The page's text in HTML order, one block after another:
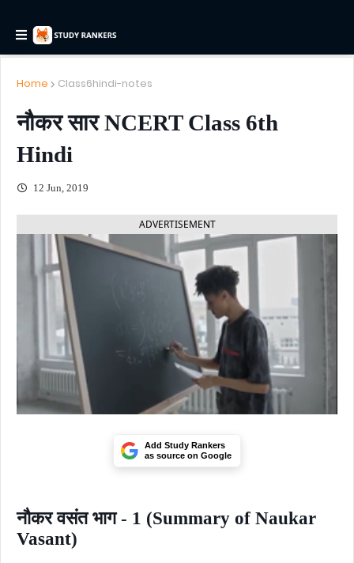
Home Class6hindi-notes
नौकर सार NCERT Class 6th
Hindi
12 Jun, 2019
ADVERTISEMENT
Add Study Rankers
as source on Google
नौकर वसंत भाग - 1 (Summary of Naukar
Vasant)